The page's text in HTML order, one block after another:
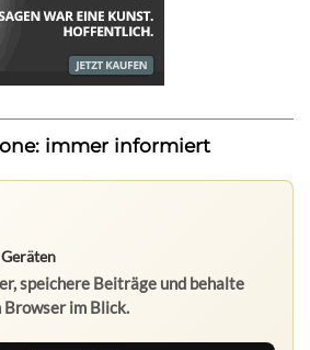
immer informiert
speichere Beiträge und behalte
im Blick.